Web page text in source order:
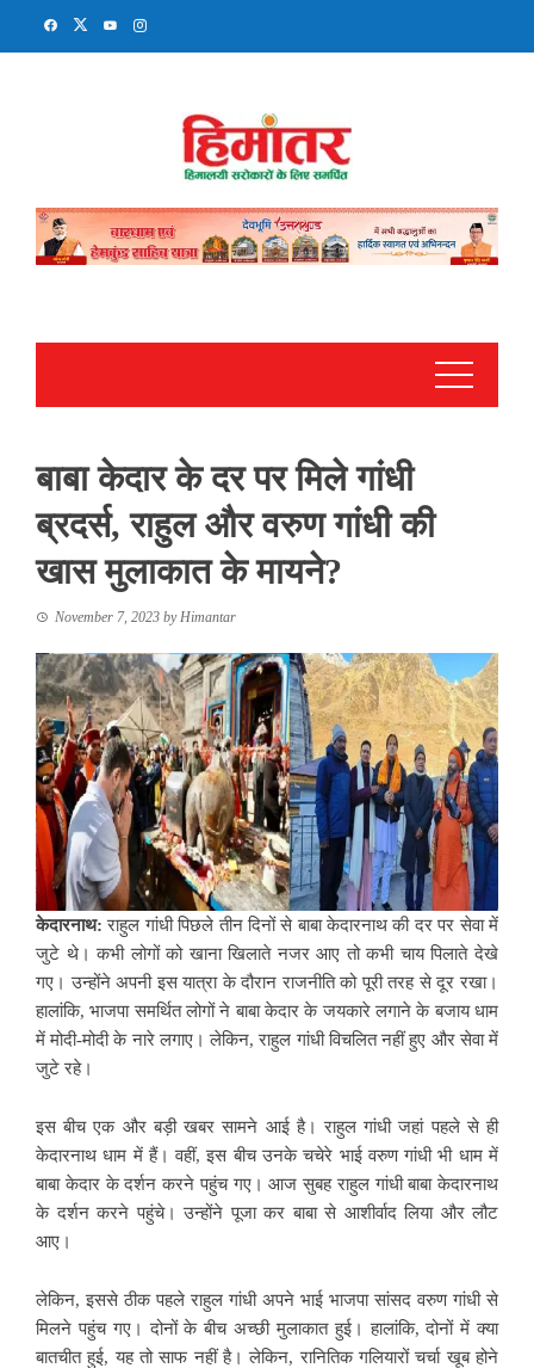
बाबा केदार के दर पर मिले गांधी
ब्रदर्स, राहुल और वरुण गांधी की
खास मुलाकात के मायने?
November 7, 2023 byHimantar
केदारनाथ: राहुल गांधी पिछले तीन दिनों से बाबा केदारनाथ की दर पर सेवा में
जुटे थे। कभी लोगों को खाना खिलाते नजर आए तो कभी चाय पिलाते देखे
गए। उन्होंने अपनी इस यात्रा के दौरान राजनीति को पूरी तरह से दूर रखा।
हालांकि, भाजपा समर्थित लोगों ने बाबा केदार के जयकारे लगाने के बजाय धाम
में मोदी-मोदी के नारे लगाए। लेकिन, राहुल गांधी विचलित नहीं हुए और सेवा में
जुटे रहे।
इस बीच एक और बड़ी खबर सामने आई है। राहुल गांधी जहां पहले से ही
केदारनाथ धाम में हैं। वहीं, इस बीच उनके चचेरे भाई वरुण गांधी भी धाम में
बाबा केदार के दर्शन करने पहुंच गए। आज सुबह राहुल गांधी बाबा केदारनाथ
के दर्शन करने पहुंचे। उन्होंने पूजा कर बाबा से आशीर्वाद लिया और लौट
आए।
लेकिन, इससे ठीक पहले राहुल गांधी अपने भाई भाजपा सांसद वरुण गांधी से
मिलने पहुंच गए। दोनों के बीच अच्छी मुलाकात हुई। हालांकि, दोनों में क्या
बातचीत हुई, यह तो साफ नहीं है। लेकिन, रानितिक गलियारों चर्चा खूब होने